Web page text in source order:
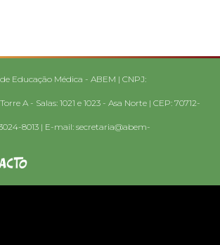
Educação Médica - ABEM | CNPJ:
A - Salas: 1021 e 1023 - Asa Norte | CEP: 70712-
8013 | E-mail: secretaria@abem-